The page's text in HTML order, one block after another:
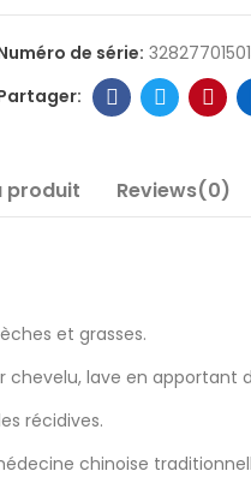
de série:
produit Reviews(0)
et grasses.
chevelu, lave en
récidives.
chinoise